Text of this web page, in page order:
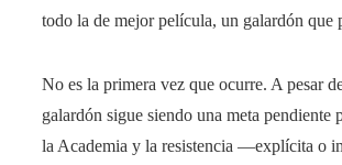
todo la de mejor película, un galardón que
No es la primera vez que ocurre. A pesar
galardón sigue siendo una meta pendiente
la Academia y la resistencia —explícita o